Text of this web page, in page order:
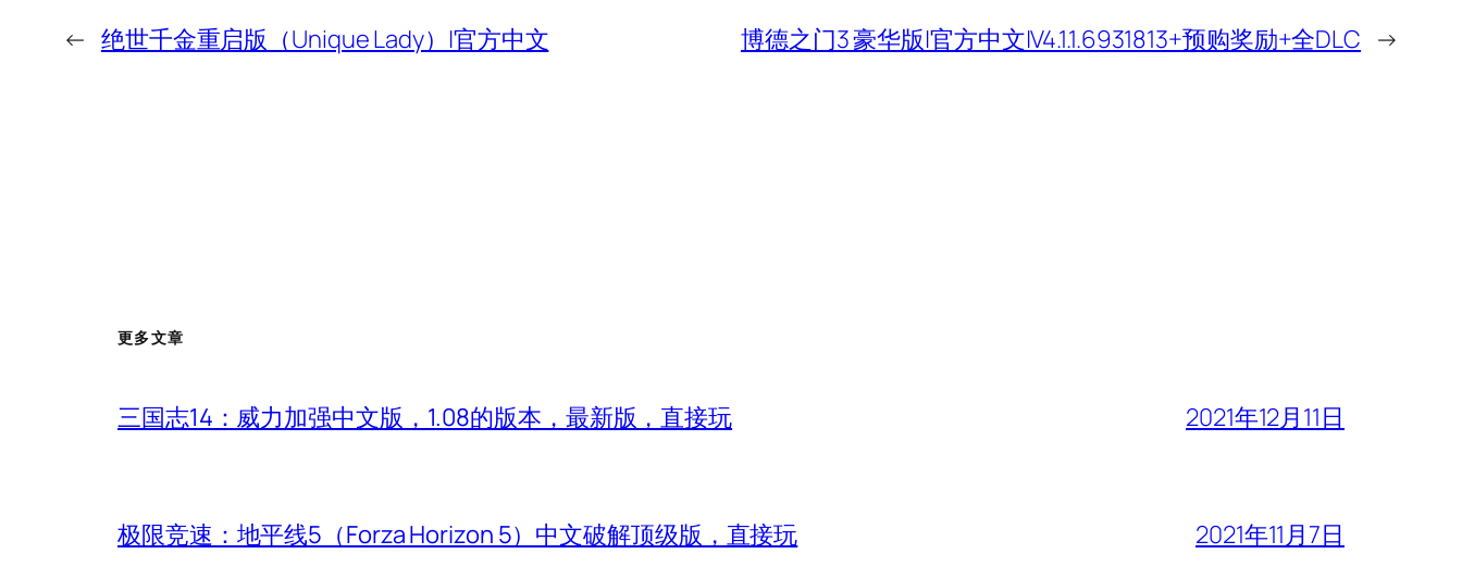
← 绝世千金重启版（Unique Lady）|官方中文 博德之门3 豪华版|官方中文|V4.1.1.6931813+预购奖励+全DLC →
更多文章
三国志14：威力加强中文版，1.08的版本，最新版，直接玩 2021年12月11日
极限竞速：地平线5（Forza Horizon 5）中文破解顶级版，直接玩 2021年11月7日